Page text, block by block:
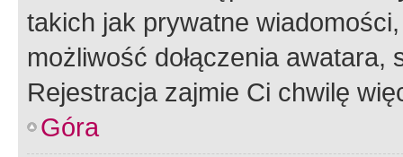
takich jak prywatne
możliwość dołączenia
Rejestracja zajmie Ci chwilę
Góra